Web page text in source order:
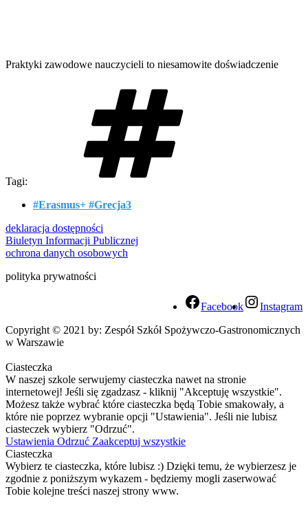
Praktyki zawodowe nauczycieli to niesamowite doświadczenie
Tagi:
#Erasmus+ #Grecja3
deklaracja dostępności
Biuletyn Informacji Publicznej
ochrona danych osobowych
polityka prywatności
Facebook
Instagram
Copyright © 2021 by: Zespół Szkół Spożywczo-Gastronomicznych
w Warszawie
Ciasteczka
W naszej szkole serwujemy ciasteczka nawet na stronie
internetowej! Jeśli się zgadzasz - kliknij "Akceptuję wszystkie".
Możesz także wybrać które ciasteczka będą Tobie smakowały, a
które nie poprzez wybranie opcji "Ustawienia". Jeśli nie lubisz
ciasteczek wybierz "Odrzuć".
Ustawienia Odrzuć Zaakceptuj wszystkie
Ciasteczka
Wybierz te ciasteczka, które lubisz :) Dzięki temu, że wybierzesz je
zgodnie z poniższym wykazem - będziemy mogli zaserwować
Tobie kolejne treści naszej strony www.